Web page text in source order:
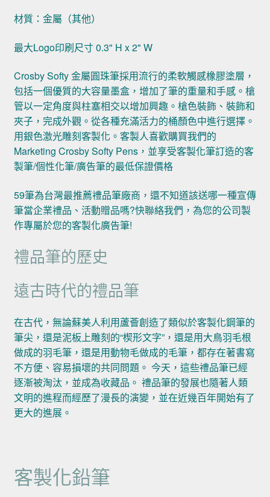
材質：金屬（其他）
最大Logo印刷尺寸 0.3" H x 2" W
Crosby Softy 金屬圓珠筆採用流行的柔軟觸感橡膠塗層，
包括一個優質的大容量墨盒，增加了筆的重量和手感。槍
管以一定角度與柱塞相交以增加興趣。槍色裝飾、裝飾和
夾子，完成外觀。從各種充滿活力的桶顏色中進行選擇。
用銀色激光雕刻客製化。客製人喜歡購買我們的
Marketing Crosby Softy Pens，並享受客製化筆訂造的客
製筆/個性化筆/廣告筆的最低保證價格
59筆為台灣最推薦禮品筆廠商，還不知道該送哪一種宣傳
筆當企業禮品、活動贈品嗎?快聯絡我們，為您的公司製
作專屬於您的客製化廣告筆!
禮品筆的歷史
遠古時代的禮品筆
在古代，無論蘇美人利用蘆薈創造了類似於客製化鋼筆的
筆尖，還是泥板上雕刻的“楔形文字”，還是用大鳥羽毛根
做成的羽毛筆，還是用動物毛做成的毛筆，都存在著書寫
不方便、容易損壞的共同問題。 今天，這些禮品筆已經
逐漸被淘汰，並成為收藏品。 禮品筆的發展也隨著人類
文明的進程而經歷了漫長的演變，並在近幾百年開始有了
更大的進展。
客製化鉛筆